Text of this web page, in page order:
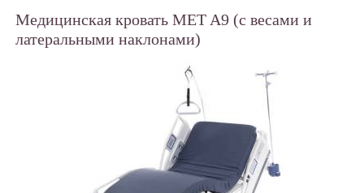
Медицинская кровать MET A9 (с весами и
латеральными наклонами)